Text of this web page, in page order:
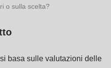
o sulla scelta?
basa sulle valutazioni delle